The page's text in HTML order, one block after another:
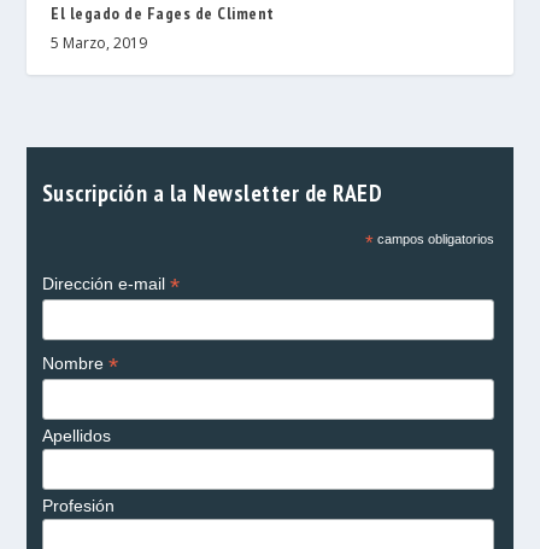
El legado de Fages de Climent
5 Marzo, 2019
Suscripción a la Newsletter de RAED
*campos obligatorios
Dirección e-mail *
Nombre *
Apellidos
Profesión